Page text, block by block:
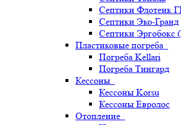
Септики Флотенк
Септики Эко-Гранд
Септики Эргобокс
Пластиковые погреба
Погреба Kellari
Погреба Тингард
Кессоны
Кессоны Korsu
Кессоны Евролос
Отопление